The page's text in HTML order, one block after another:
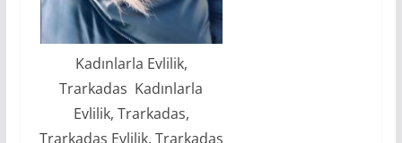
Kadınlarla Evlilik,
Trarkadas Kadınlarla
Evlilik, Trarkadas,
Trarkadas Evlilik, Trarkadas